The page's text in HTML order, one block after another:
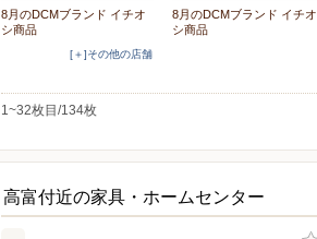
8月のDCMブランド イチオ
シ商品
[＋]その他の店舗
8月のDCMブランド イチオ
シ商品
1~32枚目/134枚
高富付近の家具・ホームセンター